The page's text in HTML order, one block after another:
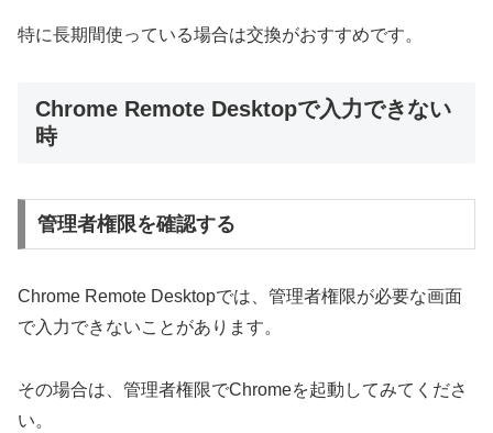
特に長期間使っている場合は交換がおすすめです。
Chrome Remote Desktopで入力できない
時
管理者権限を確認する
Chrome Remote Desktopでは、管理者権限が必要な画面
で入力できないことがあります。
その場合は、管理者権限でChromeを起動してみてくださ
い。